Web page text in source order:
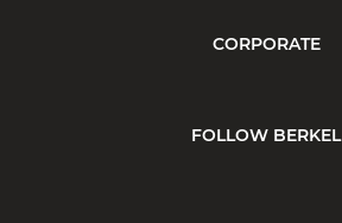
CORPORATE
FOLLOW BERKEL